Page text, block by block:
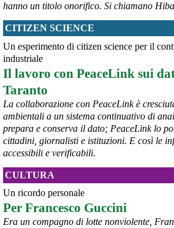
@peacelink - 6/8/2026 21:53
askanews.it/2026/08/05/ex-ilva
“Dal confronto con tutti gli attori e dai
elaborerà, come concordato a Palazzo
per Taranto”, avrebbe detto il ministro
#Taranto #
@peacelink - 6/8/2026 21:50
corriereditaranto.it/2026/08/0
Aprendo i lavori, il ministro Urso ha
debba necessariamente prendere atto
d’Appello di Milano, ricordando che il
inserito nella data room della procedura di
nuovo scenario – ha spiegato – Jindal ha
aggiornata sull’intero perimetro aziendale
chiusura dell’area a caldo e che i
#ILVA #Taranto
hanno un titolo onorifico. Si chiamano
CITIZEN SCIENCE
Un esperimento di citizen science per il
industriale
Il lavoro con PeaceLink sui
Taranto
La collaborazione con PeaceLink è
ambientali a un sistema continuativo di
prepara e conserva il dato; PeaceLink lo
cittadini, giornalisti e istituzioni. E così le
accessibili e verificabili.
CULTURA
Un ricordo personale
Per Francesco Guccini
Era un compagno di lotte nonviolente,